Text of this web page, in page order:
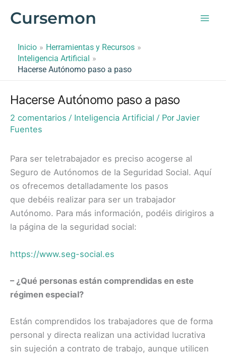
Cursemon
Inicio
Herramientas y Recursos
Inteligencia Artificial
Hacerse Autónomo paso a paso
Hacerse Autónomo paso a paso
2 comentarios / Inteligencia Artificial / PorJavier
Fuentes
Para ser teletrabajador es preciso acogerse al
Seguro de Autónomos de la Seguridad Social. Aquí
os ofrecemos detalladamente los pasos
que debéis realizar para ser un trabajador
Autónomo. Para más información, podéis dirigiros a
la página de la seguridad social:
https://www.seg-social.es
– ¿Qué personas están comprendidas en este
régimen especial?
Están comprendidos los trabajadores que de forma
personal y directa realizan una actividad lucrativa
sin sujeción a contrato de trabajo, aunque utilicen